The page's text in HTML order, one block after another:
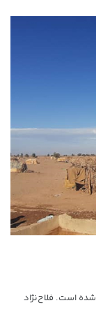
است. فلاح‌نژاد